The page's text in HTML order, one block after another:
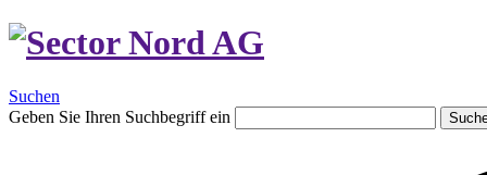
Suchen
Geben Sie Ihren Suchbegriff ein